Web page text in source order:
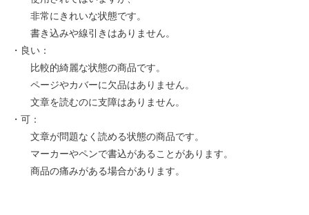
非常にきれいな状態です。
書き込みや線引きはありません。
・良い：
比較的綺麗な状態の商品です。
ページやカバーに欠品はありません。
文章を読むのに支障はありません。
・可：
文章が問題なく読める状態の商品です。
マーカーやペンで書込があることがあります。
商品の痛みがある場合があります。